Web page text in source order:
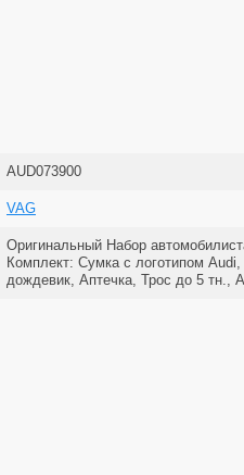
AUD073900
VAG
Оригинальный Набор
Комплект: Сумка с логотипом
дождевик, Аптечка, Трос до 5 тн.,